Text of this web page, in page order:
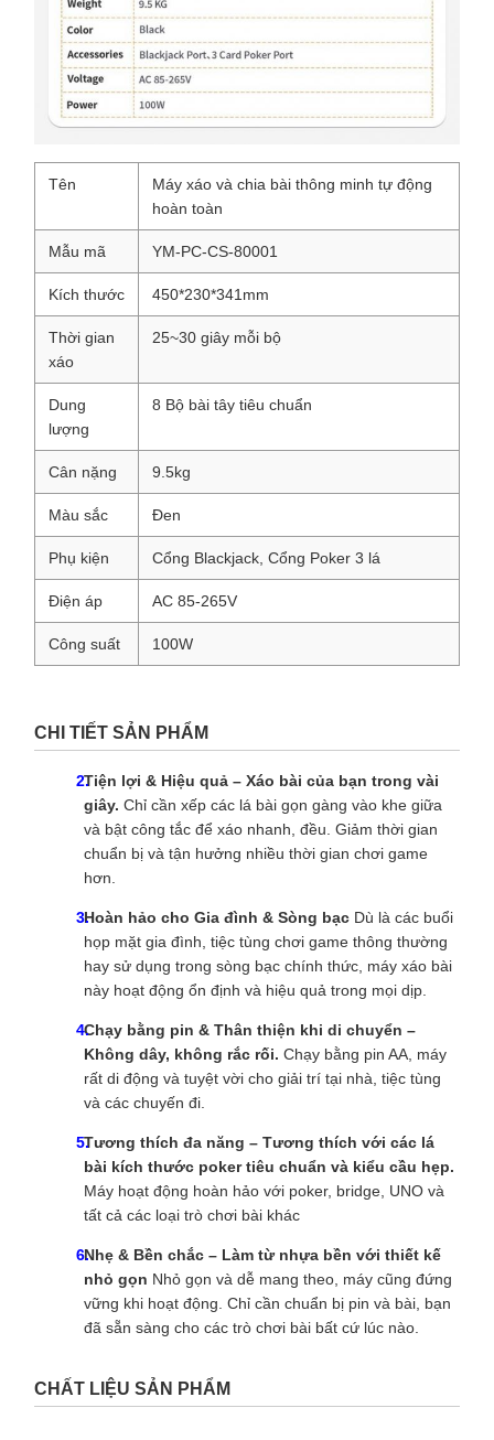
Tên
Máy xáo và chia bài thông minh tự động
hoàn toàn
Mẫu mã YM-PC-CS-80001
Kích thước 450*230*341mm
Thời gian
xáo
25~30 giây mỗi bộ
Dung
lượng
8 Bộ bài tây tiêu chuẩn
Cân nặng 9.5kg
Màu sắc Đen
Phụ kiện Cổng Blackjack, Cổng Poker 3 lá
Điện áp AC 85-265V
Công suất 100W
CHI TIẾT SẢN PHẨM
Tiện lợi & Hiệu quả – Xáo bài của bạn trong vài
giây. Chỉ cần xếp các lá bài gọn gàng vào khe giữa
và bật công tắc để xáo nhanh, đều. Giảm thời gian
chuẩn bị và tận hưởng nhiều thời gian chơi game
hơn.
Hoàn hảo cho Gia đình & Sòng bạc Dù là các buổi
họp mặt gia đình, tiệc tùng chơi game thông thường
hay sử dụng trong sòng bạc chính thức, máy xáo bài
này hoạt động ổn định và hiệu quả trong mọi dịp.
Chạy bằng pin & Thân thiện khi di chuyển –
Không dây, không rắc rối. Chạy bằng pin AA, máy
rất di động và tuyệt vời cho giải trí tại nhà, tiệc tùng
và các chuyến đi.
Tương thích đa năng – Tương thích với các lá
bài kích thước poker tiêu chuẩn và kiểu cầu hẹp.
Máy hoạt động hoàn hảo với poker, bridge, UNO và
tất cả các loại trò chơi bài khác
Nhẹ & Bền chắc – Làm từ nhựa bền với thiết kế
nhỏ gọn Nhỏ gọn và dễ mang theo, máy cũng đứng
vững khi hoạt động. Chỉ cần chuẩn bị pin và bài, bạn
đã sẵn sàng cho các trò chơi bài bất cứ lúc nào.
CHẤT LIỆU SẢN PHẨM